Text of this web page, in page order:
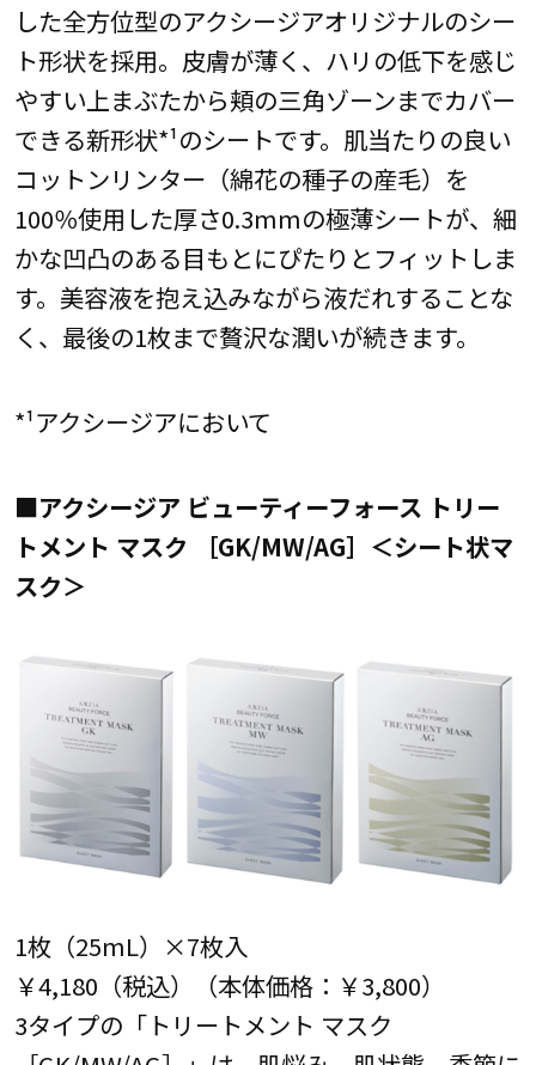
した全方位型のアクシージアオリジナルのシー
ト形状を採用。皮膚が薄く、ハリの低下を感じ
やすい上まぶたから頬の三角ゾーンまでカバー
できる新形状*¹のシートです。肌当たりの良い
コットンリンター（綿花の種子の産毛）を
100％使用した厚さ0.3mmの極薄シートが、細
かな凹凸のある目もとにぴたりとフィットしま
す。美容液を抱え込みながら液だれすることな
く、最後の1枚まで贅沢な潤いが続きます。
*¹アクシージアにおいて
■アクシージア ビューティーフォース トリー
トメント マスク ［GK/MW/AG］＜シート状マ
スク＞
1枚（25mL）×7枚入
￥4,180（税込）（本体価格：￥3,800）
3タイプの「トリートメント マスク